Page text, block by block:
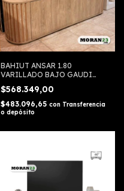
BAHIUT ANSAR 1.80
VARILLADO BAJO GAUDI
VENTURA
$568.349,00
$483.096,65 con Transferencia
o depósito